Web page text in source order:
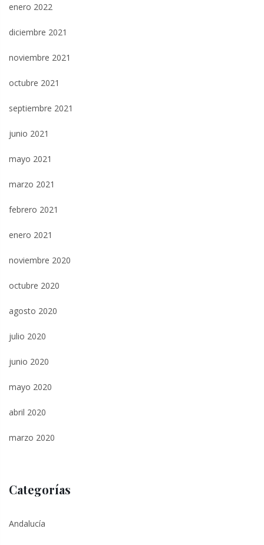
enero 2022
diciembre 2021
noviembre 2021
octubre 2021
septiembre 2021
junio 2021
mayo 2021
marzo 2021
febrero 2021
enero 2021
noviembre 2020
octubre 2020
agosto 2020
julio 2020
junio 2020
mayo 2020
abril 2020
marzo 2020
Categorías
Andalucía